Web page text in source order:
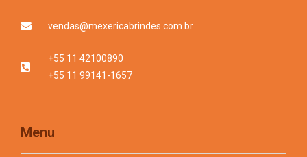
vendas@mexericabrindes.com.br
+55 11 42100890
+55 11 99141-1657
Menu